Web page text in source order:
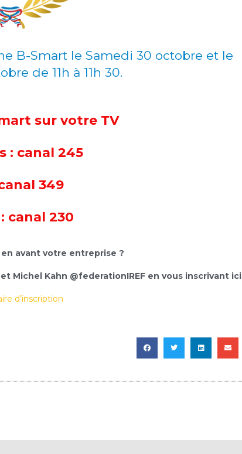
B-Smart le Samedi 30 octobre et le
de 11h à 11h 30.
sur votre TV
: canal 245
349
canal 230
avant votre entreprise ?
Michel Kahn @federationIREF en vous inscrivant ici
d’inscription